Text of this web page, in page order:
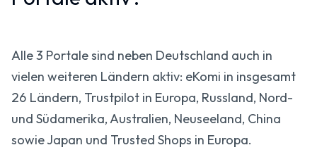
Alle 3 Portale sind neben Deutschland auch in
vielen weiteren Ländern aktiv: eKomi in insgesamt
26 Ländern, Trustpilot in Europa, Russland, Nord-
und Südamerika, Australien, Neuseeland, China
sowie Japan und Trusted Shops in Europa.